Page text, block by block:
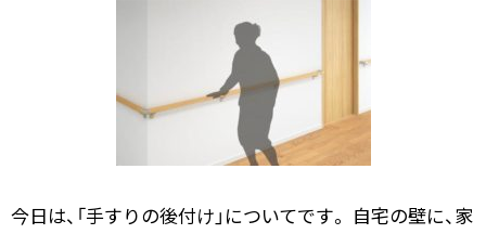
今日は、「手すりの後付け」についてです。 自宅の壁に、家